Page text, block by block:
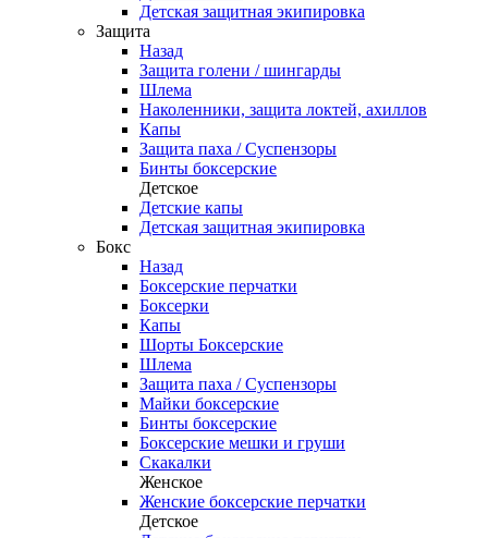
Детская защитная экипировка
Защита
Назад
Защита голени / шингарды
Шлема
Наколенники, защита локтей, ахиллов
Капы
Защита паха / Суспензоры
Бинты боксерские
Детское
Детские капы
Детская защитная экипировка
Бокс
Назад
Боксерские перчатки
Боксерки
Капы
Шорты Боксерские
Шлема
Защита паха / Суспензоры
Майки боксерские
Бинты боксерские
Боксерские мешки и груши
Скакалки
Женское
Женские боксерские перчатки
Детское